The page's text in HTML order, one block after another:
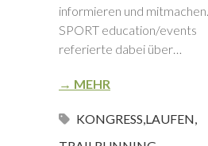
informieren und mitmachen.
SPORT education/events
referierte dabei über…
→ MEHR
KONGRESS LAUFEN